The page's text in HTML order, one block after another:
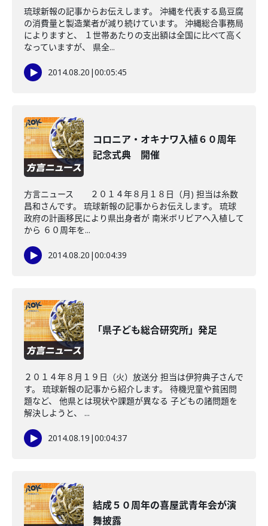
琉球新報の記事からお伝えします。 沖縄を代表する島豆腐
の消費量と製造業者が減り続けています。 沖縄総合事務局
によりますと、 １世帯あたりの支出額は全国に比べて高く
なっていますが、 県全...
2014.08.20 |00:05:45
コロニア・オキナワ入植６０周年
記念式典 開催
方言ニュース ２０１４年８月１８日（月) 担当は糸数
昌和さんです。 琉球新報の記事からお伝えします。 琉球
政府の計画移民により県出身者が 南米ボリビアへ入植して
から ６０周年を...
2014.08.20 |00:04:39
「県子ども総合研究所」発足
２０１４年８月１９日（火）放送分 担当は伊狩典子さんで
す。 琉球新報の記事から紹介します。 待機児童や貧困問
題など、 他県とは現状や課題が異なる 子どもの諸問題を
解決しようと、 ...
2014.08.19 |00:04:37
結成５０周年の喜屋武青年会が演
舞披露